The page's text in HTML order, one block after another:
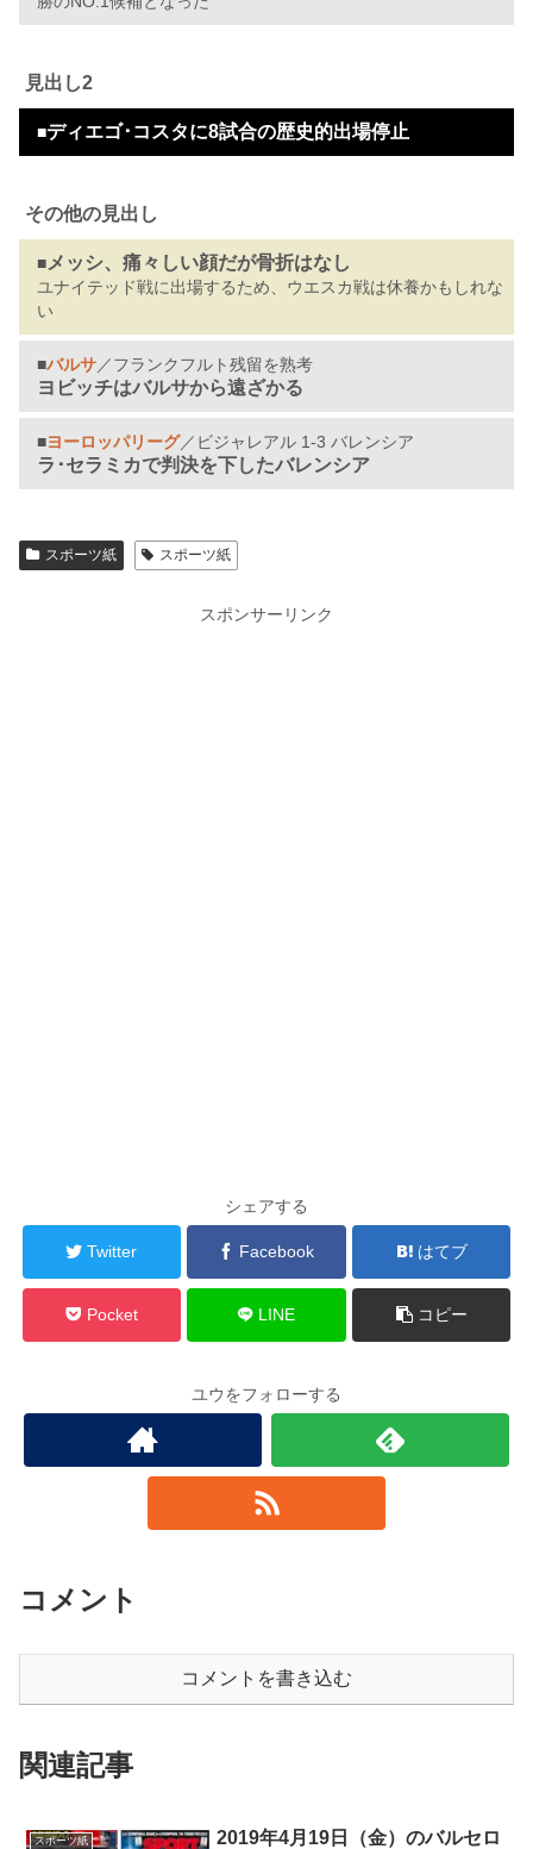
見出し2
■ディエゴ･コスタに8試合の歴史的出場停止
その他の見出し
■メッシ、痛々しい顔だが骨折はなし
ユナイテッド戦に出場するため、ウエスカ戦は休養かもしれな
い
■バルサ／フランクフルト残留を熟考
ヨビッチはバルサから遠ざかる
■ヨーロッパリーグ／ビジャレアル 1-3 バレンシア
ラ･セラミカで判決を下したバレンシア
スポーツ紙 スポーツ紙
スポンサーリンク
シェアする
Twitter Facebook はてブ
Pocket LINE コピー
ユウをフォローする
コメント
コメントを書き込む
関連記事
スポーツ紙
2019年4月19日（金）のバルセロ